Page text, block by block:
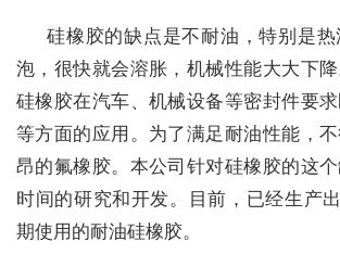
硅橡胶的缺点是不耐油，特别是
泡，很快就会溶胀，机械性能大大下
硅橡胶在汽车、机械设备等密封件要
等方面的应用。为了满足耐油性能，
昂的氟橡胶。本公司针对硅橡胶的这
时间的研究和开发。目前，已经生产
期使用的耐油硅橡胶。